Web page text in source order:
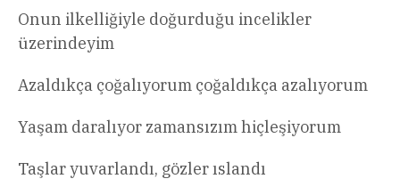
Onun ilkelliğiyle doğurduğu incelikler
üzerindeyim
Azaldıkça çoğalıyorum çoğaldıkça azalıyorum
Yaşam daralıyor zamansızım hiçleşiyorum
Taşlar yuvarlandı, gözler ıslandı